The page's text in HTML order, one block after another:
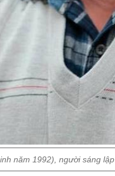
năm 1992), người sáng